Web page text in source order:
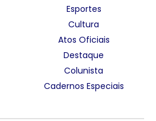
Esportes
Cultura
Atos Oficiais
Destaque
Colunista
Cadernos Especiais